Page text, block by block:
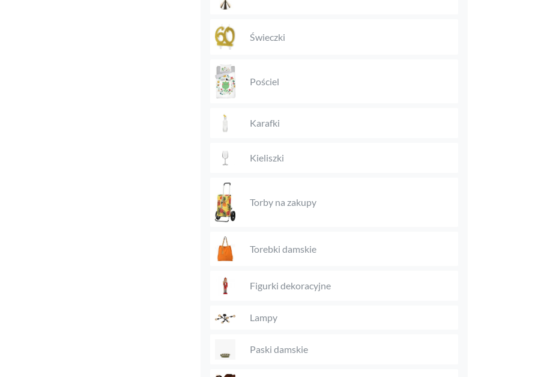
Świeczki
Pościel
Karafki
Kieliszki
Torby na zakupy
Torebki damskie
Figurki dekoracyjne
Lampy
Paski damskie